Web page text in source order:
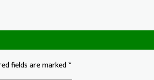
fields are marked*